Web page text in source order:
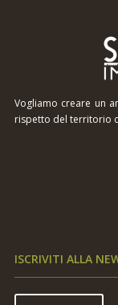
Vogliamo creare un
rispetto del territorio
ISCRIVITI ALLA